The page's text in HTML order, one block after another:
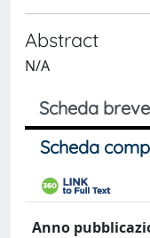
Abstract
N/A
Scheda breve
Scheda
Anno